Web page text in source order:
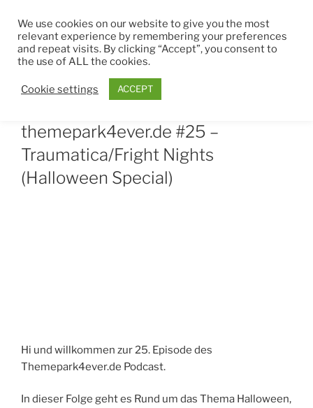
Inhalt
springen
THEMEPARK4EVER
AM
themepark4ever.de #25 –
Traumatica/Fright Nights
(Halloween Special)
Hi und willkommen zur 25. Episode des
Themepark4ever.de Podcast.
In dieser Folge geht es Rund um das Thema Halloween,
We use cookies on our website to give you the most
relevant experience by remembering your preferences
and repeat visits. By clicking “Accept”, you consent to
the use of ALL the cookies.
Cookie settings ACCEPT